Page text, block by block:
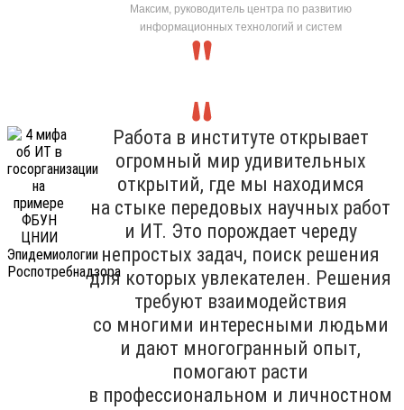
Максим, руководитель центра по развитию
информационных технологий и систем
Работа в институте открывает
огромный мир удивительных
открытий, где мы находимся
на стыке передовых научных работ
и ИТ. Это порождает череду
непростых задач, поиск решения
для которых увлекателен. Решения
требуют взаимодействия
со многими интересными людьми
и дают многогранный опыт,
помогают расти
в профессиональном и личностном